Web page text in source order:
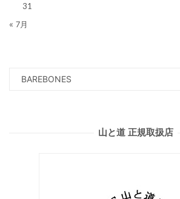
31
« 7月
山と道 正規取扱店